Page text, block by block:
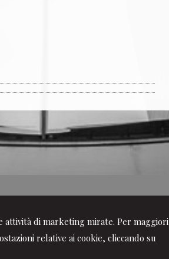
di marketing mirate. Per maggiori
relative ai cookie, cliccando su